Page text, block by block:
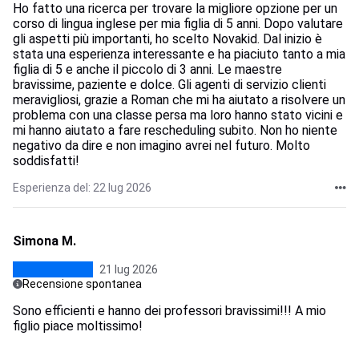
Ho fatto una ricerca per trovare la migliore opzione per un
corso di lingua inglese per mia figlia di 5 anni. Dopo valutare
gli aspetti più importanti, ho scelto Novakid. Dal inizio è
stata una esperienza interessante e ha piaciuto tanto a mia
figlia di 5 e anche il piccolo di 3 anni. Le maestre
bravissime, paziente e dolce. Gli agenti di servizio clienti
meravigliosi, grazie a Roman che mi ha aiutato a risolvere un
problema con una classe persa ma loro hanno stato vicini e
mi hanno aiutato a fare rescheduling subito. Non ho niente
negativo da dire e non imagino avrei nel futuro. Molto
soddisfatti!
Esperienza del: 22 lug 2026
Simona M.
21 lug 2026
Recensione spontanea
Sono efficienti e hanno dei professori bravissimi!!! A mio
figlio piace moltissimo!